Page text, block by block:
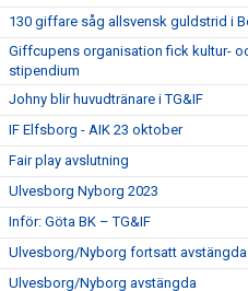
130 giffare såg allsvensk guldstrid i
Giffcupens organisation fick kultur-
stipendium
Johny blir huvudtränare i TG&IF
IF Elfsborg - AIK 23 oktober
Fair play avslutning
Ulvesborg Nyborg 2023
Inför: Göta BK – TG&IF
Ulvesborg/Nyborg fortsatt avstängda
Ulvesborg/Nyborg avstängda